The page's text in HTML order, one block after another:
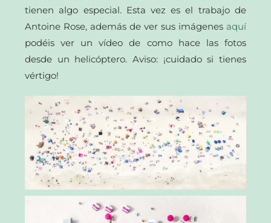
tienen algo especial. Esta vez es el trabajo de
Antoine Rose, además de ver sus imágenes aquí
podéis ver un vídeo de como hace las fotos
desde un helicóptero. Aviso: ¡cuidado si tienes
vértigo!